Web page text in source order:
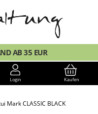
AB 35 EUR
Login Kaufen
Mark CLASSIC BLACK